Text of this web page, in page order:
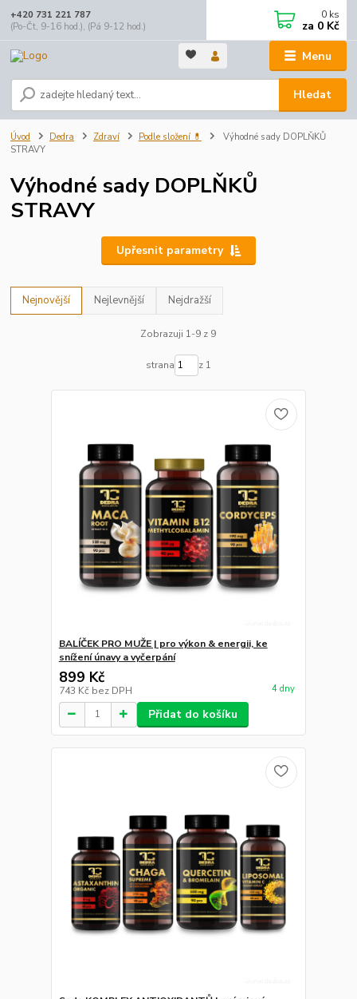
Menu
Hledat
+420 731 221 787
(Po-Čt, 9-16 hod.), (Pá 9-12 hod.)
0 ks
za 0 Kč
Úvod Dedra Zdraví Podle složení 💊
Výhodné sady DOPLŇKŮ
STRAVY
Výhodné sady DOPLŇKŮ
STRAVY
Upřesnit parametry
Nejnovější Nejlevnější Nejdražší
Zobrazuji 1-9 z 9
strana z 1
BALÍČEK PRO MUŽE | pro výkon & energii, ke
snížení únavy a vyčerpání
899 Kč
743 Kč bez DPH 4 dny
Přidat do košíku